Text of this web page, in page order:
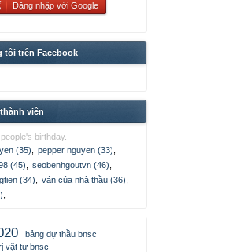
Đăng nhập với Google
tôi trên Facebook
viên
birthday.
(35)
pepper nguyen (33)
(45)
seobenhgoutvn (46)
(34)
ván của nhà thầu (36)
bảng dự thầu bnsc
vật tư bnsc